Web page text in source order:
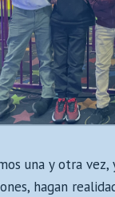
una y otra
hagan